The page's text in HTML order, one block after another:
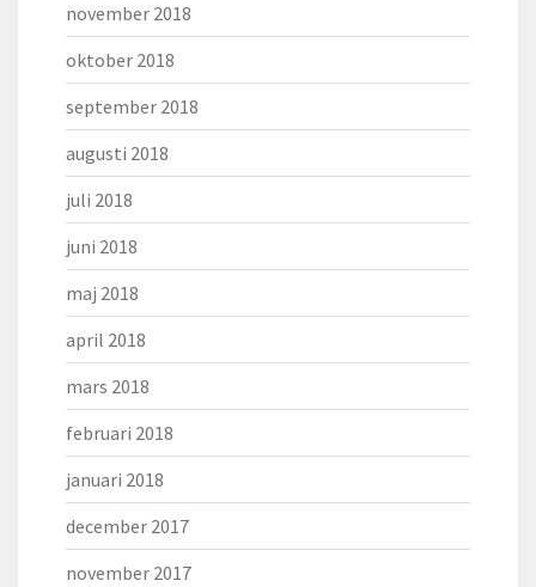
november 2018
oktober 2018
september 2018
augusti 2018
juli 2018
juni 2018
maj 2018
april 2018
mars 2018
februari 2018
januari 2018
december 2017
november 2017